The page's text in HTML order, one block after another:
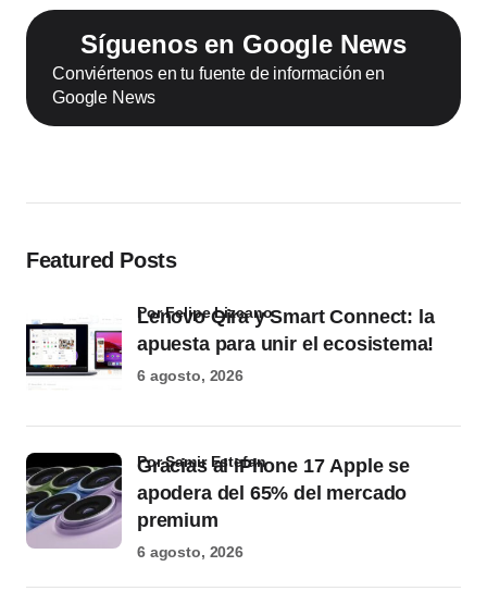
Síguenos en Google News
Conviértenos en tu fuente de información en
Google News
Featured Posts
Lenovo Qira y Smart Connect: la
apuesta para unir el ecosistema!
por Felipe Lizcano
6 agosto, 2026
Gracias al iPhone 17 Apple se
apodera del 65% del mercado
premium
por Samir Estefan
6 agosto, 2026